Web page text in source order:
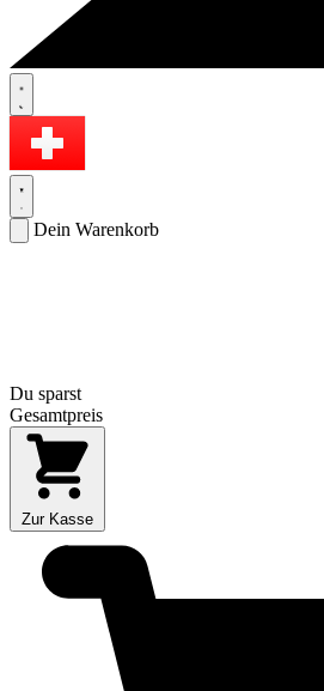
Dein Warenkorb
Du sparst
Gesamtpreis
Zur Kasse